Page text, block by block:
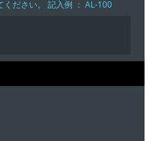
ださい。 記入例 ： AL-100